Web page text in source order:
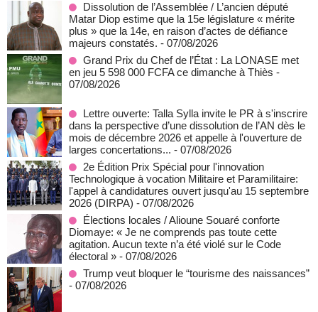
Dissolution de l’Assemblée / L’ancien député
Matar Diop estime que la 15e législature « mérite
plus » que la 14e, en raison d’actes de défiance
majeurs constatés. - 07/08/2026
Grand Prix du Chef de l’État : La LONASE met
en jeu 5 598 000 FCFA ce dimanche à Thiès -
07/08/2026
Lettre ouverte: Talla Sylla invite le PR à s'inscrire
dans la perspective d’une dissolution de l’AN dès le
mois de décembre 2026 et appelle à l'ouverture de
larges concertations... - 07/08/2026
2e Édition Prix Spécial pour l'innovation
Technologique à vocation Militaire et Paramilitaire:
l'appel à candidatures ouvert jusqu'au 15 septembre
2026 (DIRPA) - 07/08/2026
Élections locales / Alioune Souaré conforte
Diomaye: « Je ne comprends pas toute cette
agitation. Aucun texte n’a été violé sur le Code
électoral » - 07/08/2026
Trump veut bloquer le “tourisme des naissances”
- 07/08/2026